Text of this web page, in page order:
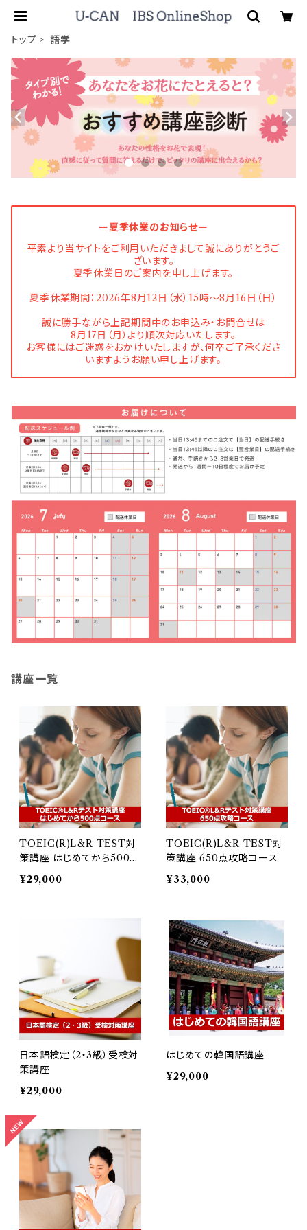
トップ 語学
ー夏季休業のお知らせー
平素より当サイトをご利用いただきまして誠にありがとうご
ざいます。
夏季休業日のご案内を申し上げます。
夏季休業期間：2026年8月12日（水）15時〜8月16日（日）
誠に勝手ながら上記期間中のお申込み・お問合せは
8月17日（月）より順次対応いたします。
お客様にはご迷惑をおかけいたしますが、何卒ご了承くださ
いますようお願い申し上げます。
講座一覧
TOEIC(R)L&R TEST対
策講座 はじめてから500点
コース
¥29,000
TOEIC(R)L&R TEST対
策講座 650点攻略コース
¥33,000
日本語検定（2・3級）受検対
策講座
¥29,000
はじめての韓国語講座
¥29,000